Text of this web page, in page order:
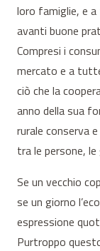
loro famiglie, e
avanti buone
Compresi i
mercato e a
ciò che la
anno della sua
rurale conserva
tra le persone, le
Se un vecchio
se un giorno
espressione
Purtroppo